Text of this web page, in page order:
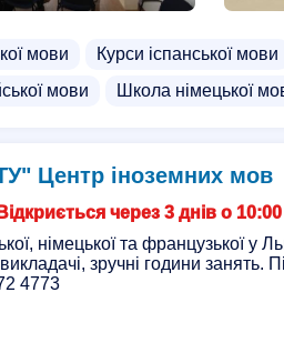
мови Курси іспанської мови
мови Школа німецької
Центр іноземних мов
через 3 днів о 10:00
німецької та французької у
викладачі, зручні години занять.
4773